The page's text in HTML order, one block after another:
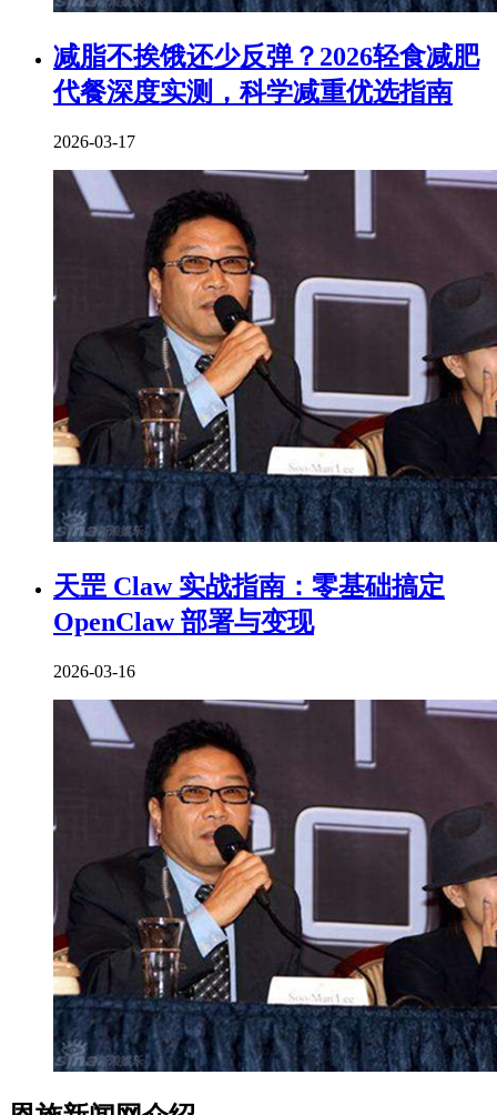
减脂不挨饿还少反弹？2026轻食减肥
代餐深度实测，科学减重优选指南
2026-03-17
天罡 Claw 实战指南：零基础搞定
OpenClaw 部署与变现
2026-03-16